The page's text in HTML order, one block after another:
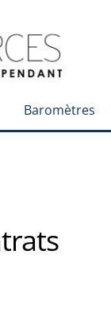
Baromètres